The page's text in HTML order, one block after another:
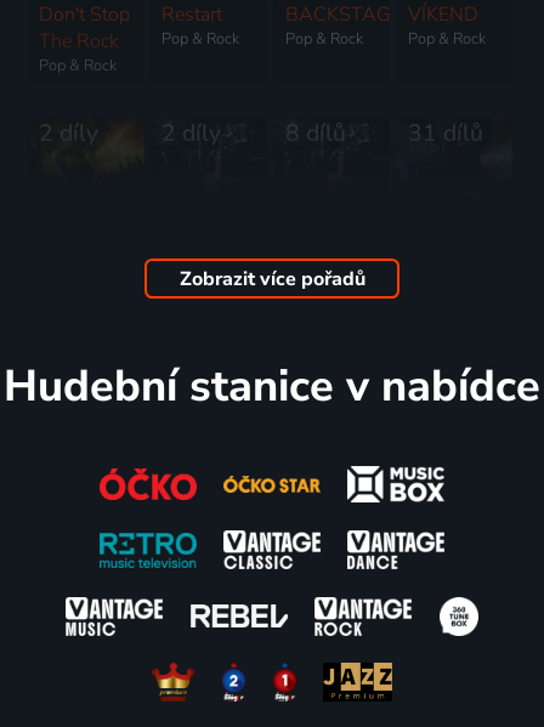
Don't Stop
The Rock
Pop & Rock
Restart
Pop & Rock
BACKSTAGE
Pop & Rock
VÍKEND
Pop & Rock
2 díly 2 díly
1963 | Pop & Rock
8 dílů 31 dílů
Pop & Rock
NIGHT!
Pop & Rock
Pavel
3 díly
BAR
Pop & Rock
BEST OF
QUEEN
1947-1951 | Pop & Rock
Olympic v
Zobrazit více pořadů
Hudební stanice v nabídce